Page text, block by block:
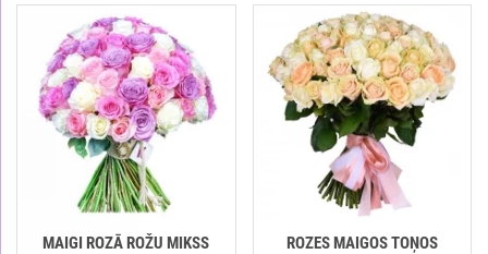
MAIGI ROZĀ ROŽU MIKSS ROZES MAIGOS TOŅOS